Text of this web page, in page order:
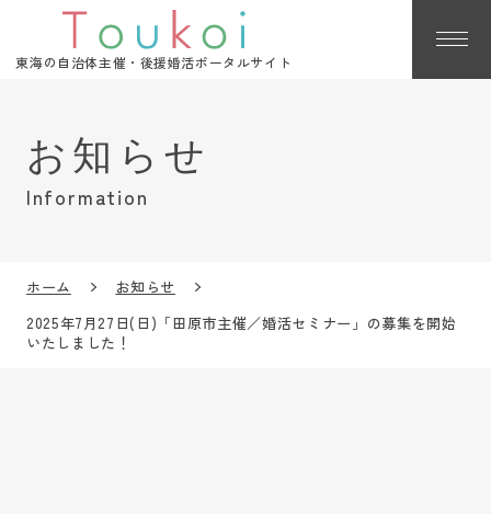
東海の自治体主催・後援婚活ポータルサイト
Information
ホーム
お知らせ
2025年7月27日(日)「田原市主催／婚活セミナー」の募集を開始
いたしました！